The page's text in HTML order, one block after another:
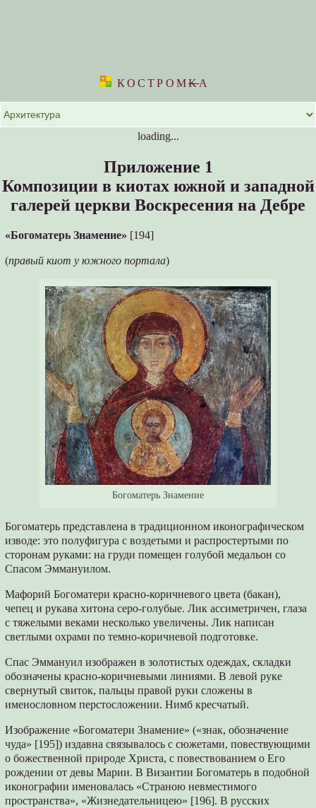
КОСТРОМKА
loading...
Приложение 1
Композиции в киотах южной и западной
галерей церкви Воскресения на Дебре
«Богоматерь Знамение» [194]
(правый киот у южного портала)
Богоматерь Знамение
Богоматерь представлена в традиционном иконографическом
изводе: это полуфигура с воздетыми и распростертыми по
сторонам руками: на груди помещен голубой медальон со
Спасом Эммануилом.
Мафорий Богоматери красно-коричневого цвета (бакан),
чепец и рукава хитона серо-голубые. Лик ассиметричен, глаза
с тяжелыми веками несколько увеличены. Лик написан
светлыми охрами по темно-коричневой подготовке.
Спас Эммануил изображен в золотистых одеждах, складки
обозначены красно-коричневыми линиями. В левой руке
свернутый свиток, пальцы правой руки сложены в
именословном перстосложении. Нимб кресчатый.
Изображение «Богоматери Знамение» («знак, обозначение
чуда» [195]) издавна связывалось с сюжетами, повествующими
о божественной природе Христа, с повествованием о Его
рождении от девы Марии. В Византии Богоматерь в подобной
иконографии именовалась «Страною невместимого
пространства», «Жизнедательницею» [196]. В русских